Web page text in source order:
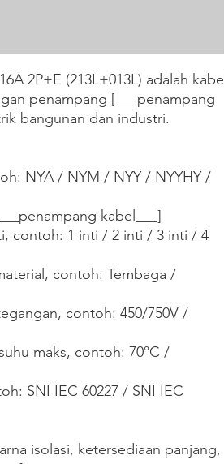
2P+E (213L+013L) adalah kabel
penampang [___penampang
bangunan dan industri.
NYA / NYM / NYY / NYYHY /
kabel___]
contoh: 1 inti / 2 inti / 3 inti / 4
contoh: Tembaga /
contoh: 450/750V /
maks, contoh: 70°C /
SNI IEC 60227 / SNI IEC
isolasi, ketersediaan panjang,